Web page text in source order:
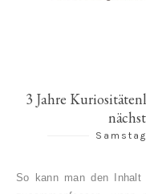
3 Jahre
So kann man den